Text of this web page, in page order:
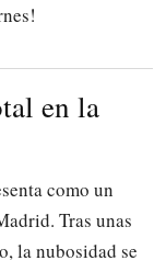
en la
como un
Tras unas
la nubosidad se